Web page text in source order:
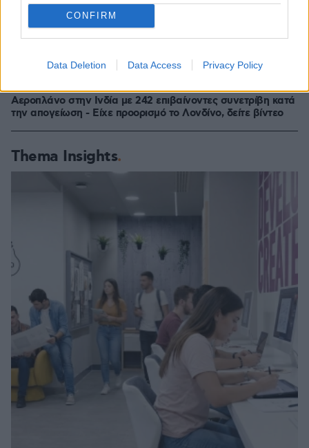
CONFIRM
Data Deletion Data Access Privacy Policy
Αεροπλάνο στην Ινδία με 242 επιβαίνοντες συνετρίβη κατά
την απογείωση - Είχε προορισμό το Λονδίνο, δείτε βίντεο
Thema Insights